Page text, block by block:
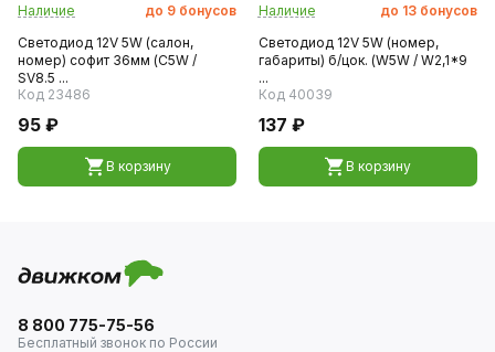
Наличие до 9 бонусов
Светодиод 12V 5W (салон,
номер) софит 36мм (C5W /
SV8.5 ...
Код 23486
95 ₽
В корзину
Наличие до 13 бонусов
Светодиод 12V 5W (номер,
габариты) б/цок. (W5W / W2,1*9
...
Код 40039
137 ₽
В корзину
8 800 775-75-56
Бесплатный звонок по России